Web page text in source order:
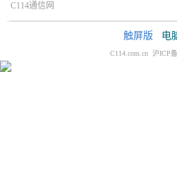
C114通信网
触屏版 电
C114.com.cn 沪ICP